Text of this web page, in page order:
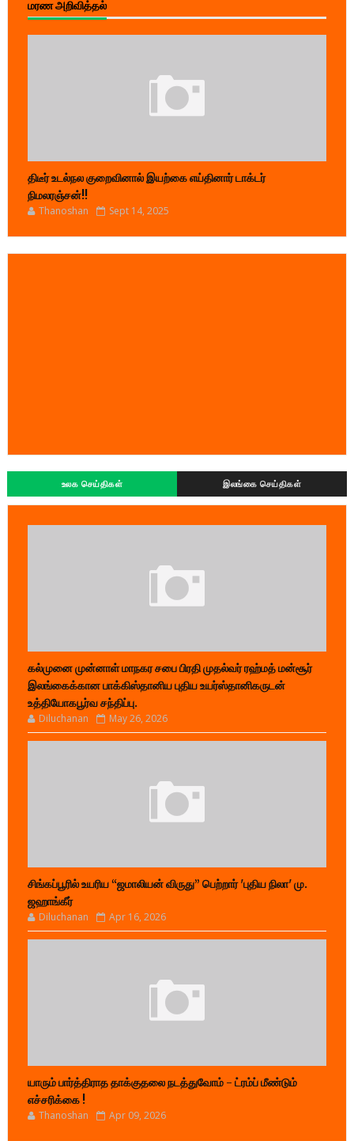
மரண அறிவித்தல்
திடீர் உடல்நல குறைவினால் இயற்கை எய்தினார் டாக்டர்
நிமலரஞ்சன்!!
Thanoshan Sept 14, 2025
உலக செய்திகள் இலங்கை செய்திகள்
கல்முனை முன்னாள் மாநகர சபை பிரதி முதல்வர் ரஹ்மத் மன்சூர்
இலங்கைக்கான பாக்கிஸ்தானிய புதிய உயர்ஸ்தானிகருடன்
உத்தியோகபூர்வ சந்திப்பு.
Diluchanan May 26, 2026
சிங்கப்பூரில் உயரிய “ஜமாலியன் விருது” பெற்றார் 'புதிய நிலா' மு.
ஜஹாங்கீர்
Diluchanan Apr 16, 2026
யாரும் பார்த்திராத தாக்குதலை நடத்துவோம் - ட்ரம்ப் மீண்டும்
எச்சரிக்கை !
Thanoshan Apr 09, 2026